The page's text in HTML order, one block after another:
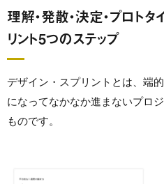
理解・発散・決定・プロト
リント5つのステップ
デザイン・スプリントとは、端
になってなかなか進まないプロ
ものです。